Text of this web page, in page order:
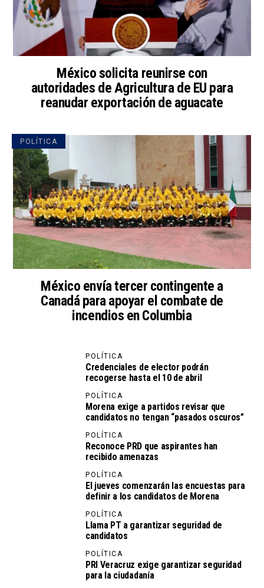
México solicita reunirse con
autoridades de Agricultura de EU para
reanudar exportación de aguacate
POLÍTICA
México envía tercer contingente a
Canadá para apoyar el combate de
incendios en Columbia
POLÍTICA
Credenciales de elector podrán
recogerse hasta el 10 de abril
POLÍTICA
Morena exige a partidos revisar que
candidatos no tengan “pasados oscuros”
POLÍTICA
Reconoce PRD que aspirantes han
recibido amenazas
POLÍTICA
El jueves comenzarán las encuestas para
definir a los candidatos de Morena
POLÍTICA
Llama PT a garantizar seguridad de
candidatos
POLÍTICA
PRI Veracruz exige garantizar seguridad
para la ciudadanía